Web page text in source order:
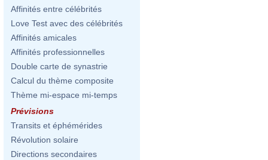
Affinités entre célébrités
Love Test avec des célébrités
Affinités amicales
Affinités professionnelles
Double carte de synastrie
Calcul du thème composite
Thème mi-espace mi-temps
Prévisions
Transits et éphémérides
Révolution solaire
Directions secondaires